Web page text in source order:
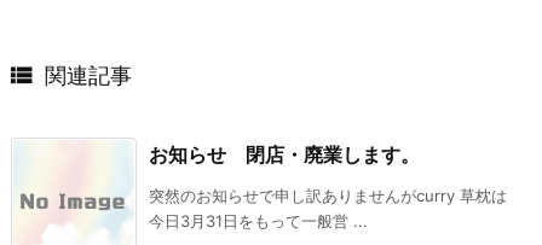
 関連記事
お知らせ 閉店・廃業します。
突然のお知らせで申し訳ありませんがcurry 草枕は
今日3月31日をもって一般営 ...